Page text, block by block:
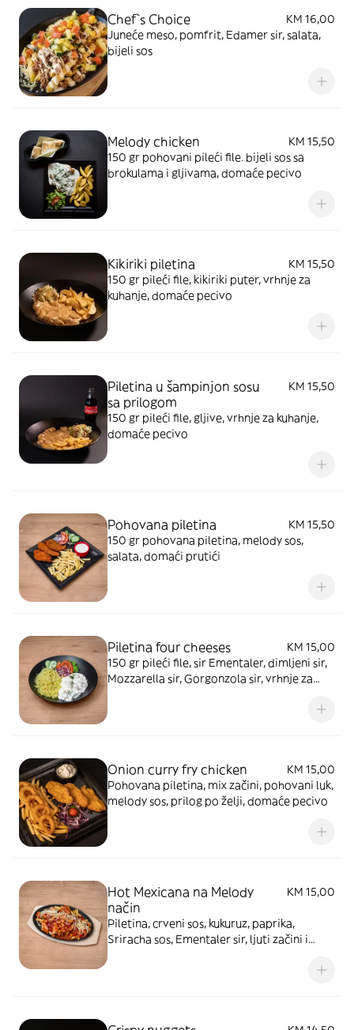
Chef`s Choice
KM 16,00
Juneće meso, pomfrit, Edamer sir, salata,
bijeli sos
Melody chicken
KM 15,50
150 gr pohovani pileći file. bijeli sos sa
brokulama i gljivama, domaće pecivo
Kikiriki piletina
KM 15,50
150 gr pileći file, kikiriki puter, vrhnje za
kuhanje, domaće pecivo
Piletina u šampinjon sosu
sa prilogom
KM 15,50
150 gr pileći file, gljive, vrhnje za kuhanje,
domaće pecivo
Pohovana piletina
KM 15,50
150 gr pohovana piletina, melody sos,
salata, domaći prutići
Piletina four cheeses
KM 15,00
150 gr pileći file, sir Ementaler, dimljeni sir,
Mozzarella sir, Gorgonzola sir, vrhnje za
Onion curry fry chicken
KM 15,00
Pohovana piletina, mix začini, pohovani luk,
melody sos, prilog po želji, domaće pecivo
Hot Mexicana na Melody
način
KM 15,00
Piletina, crveni sos, kukuruz, paprika,
Sriracha sos, Ementaler sir, ljuti začini i